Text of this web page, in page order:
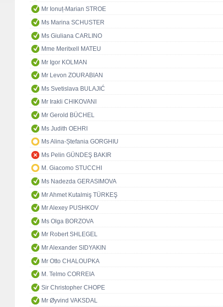
Mr Ionuț-Marian STROE
Ms Marina SCHUSTER
Ms Giuliana CARLINO
Mme Meritxell MATEU
Mr Igor KOLMAN
Mr Levon ZOURABIAN
Ms Svetislava BULAJIĆ
Mr Irakli CHIKOVANI
Mr Gerold BÜCHEL
Ms Judith OEHRI
Ms Alina-Ștefania GORGHIU
Ms Pelin GÜNDEŞ BAKIR
M. Giacomo STUCCHI
Ms Nadezda GERASIMOVA
Mr Ahmet Kutalmiş TÜRKEŞ
Mr Alexey PUSHKOV
Ms Olga BORZOVA
Mr Robert SHLEGEL
Mr Alexander SIDYAKIN
Mr Otto CHALOUPKA
M. Telmo CORREIA
Sir Christopher CHOPE
Mr Øyvind VAKSDAL